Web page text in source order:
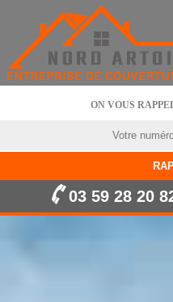
ON VOUS
03 59 28 20